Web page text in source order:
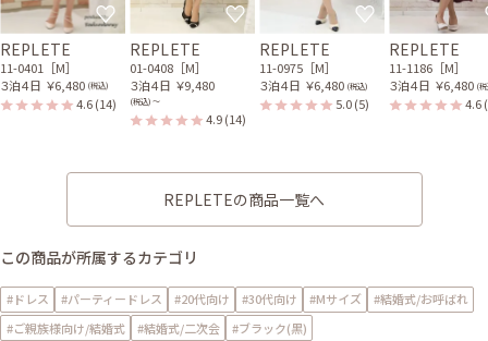
REPLETE
11-0401［M］
３泊４日 ￥6,480 (税込)
4.6(14)
REPLETE
01-0408［M］
３泊４日 ￥9,480
(税込) 〜
4.9(14)
REPLETE
11-0975［M］
３泊４日 ￥6,480 (税込)
5.0(5)
REPLETE
11-1186［M］
３泊４日 ￥6,480 (
4.6
REPLETEの商品一覧へ
この商品が所属するカテゴリ
#ドレス #パーティードレス #20代向け #30代向け #Mサイズ
#結婚式/お呼ばれ
#ご親族様向け/結婚式
#結婚式/二次会 #ブラック(黒)